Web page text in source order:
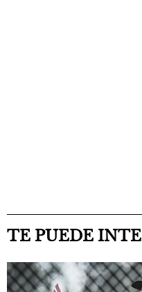
TE PUEDE